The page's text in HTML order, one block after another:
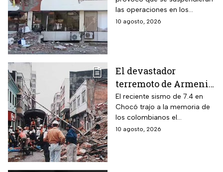
desastre nacional en
Colombia
las operaciones en los
aeropuertos de Pereira,
10 agosto, 2026
El devastador
terremoto de Armenia
en 1999: La tragedia
que marcó la historia
de Colombia
El reciente sismo de 7.4 en
Chocó trajo a la memoria de
los colombianos el
devastador terremoto que
10 agosto, 2026